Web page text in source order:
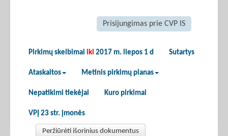
Prisijungimas prie CVP IS
Pirkimų skelbimai iki 2017 m. liepos 1 d Sutartys
Ataskaitos Metinis pirkimų planas
Nepatikimi tiekėjai Kuro pirkimai
VPĮ 23 str. įmonės
Peržiūrėti išorinius dokumentus